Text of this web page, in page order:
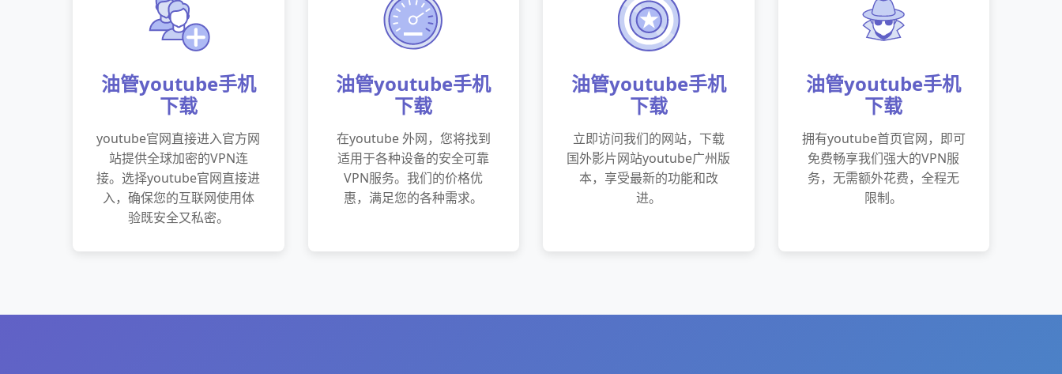
油管youtube手机
下载
youtube官网直接进入官方网
站提供全球加密的VPN连
接。选择youtube官网直接进
入，确保您的互联网使用体
验既安全又私密。
油管youtube手机
下载
在youtube 外网，您将找到
适用于各种设备的安全可靠
VPN服务。我们的价格优
惠，满足您的各种需求。
油管youtube手机
下载
立即访问我们的网站，下载
国外影片网站youtube广州版
本，享受最新的功能和改
进。
油管youtube手机
下载
拥有youtube首页官网，即可
免费畅享我们强大的VPN服
务，无需额外花费，全程无
限制。